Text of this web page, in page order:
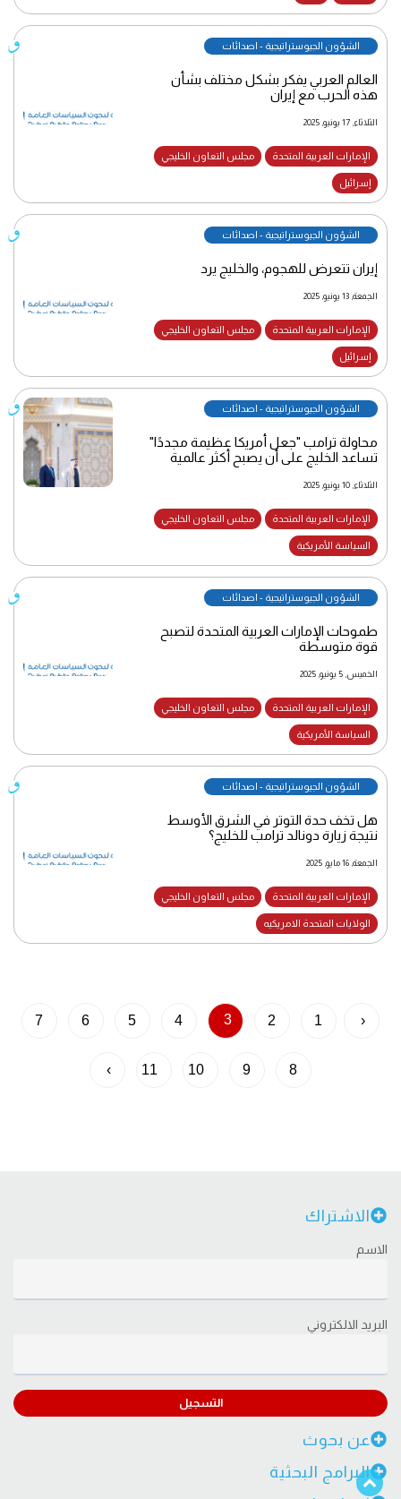
الشؤون الجيوستراتيجية - اصدائات
العالم العربي يفكر بشكل مختلف بشأن
هذه الحرب مع إيران
الثلاثاء, 17 يونيو, 2025
الإمارات العربية المتحدة مجلس التعاون الخليجي
إسرائيل
الشؤون الجيوستراتيجية - اصدائات
إيران تتعرض للهجوم، والخليج يرد
الجمعة, 13 يونيو, 2025
الإمارات العربية المتحدة مجلس التعاون الخليجي
إسرائيل
الشؤون الجيوستراتيجية - اصدائات
محاولة ترامب "جعل أمريكا عظيمة مجددًا"
تساعد الخليج على أن يصبح أكثر عالمية
الثلاثاء, 10 يونيو, 2025
الإمارات العربية المتحدة مجلس التعاون الخليجي
السياسة الأمريكية
الشؤون الجيوستراتيجية - اصدائات
طموحات الإمارات العربية المتحدة لتصبح
قوة متوسطة
الخميس, 5 يونيو, 2025
الإمارات العربية المتحدة مجلس التعاون الخليجي
السياسة الأمريكية
الشؤون الجيوستراتيجية - اصدائات
هل تخف حدة التوتر في الشرق الأوسط
نتيجة زيارة دونالد ترامب للخليج؟
الجمعة, 16 مايو, 2025
الإمارات العربية المتحدة مجلس التعاون الخليجي
الولايات المتحدة الامريكيه
‹
1
2
3
4
5
6
7
8
9
10
11
›
الاشتراك
الاسم
البريد الالكتروني
التسجيل
عن بحوث
البرامج البحثية